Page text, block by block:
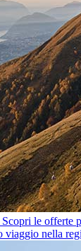
Scopri le offerte
viaggio nella